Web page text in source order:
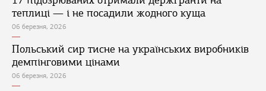
теплиці — і не посадили жодного куща
06 березня, 2026
Польський сир тисне на українських виробників
демпінговими цінами
06 березня, 2026